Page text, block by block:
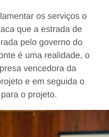
os serviços o
que a estrada de
pelo governo do
é uma realidade, o
vencedora da
e em seguida o
o projeto.